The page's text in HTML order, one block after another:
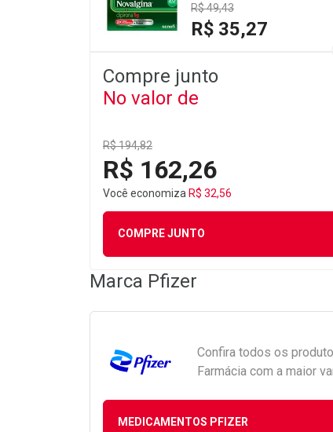
R$ 49,43
R$ 35,27
Compre junto
No valor de
R$ 194,82
R$ 162,26
Você economiza R$ 32,56
COMPRE JUNTO
Marca Pfizer
Confira todos os
Farmácia com a maior
MEDICAMENTOS PFIZER